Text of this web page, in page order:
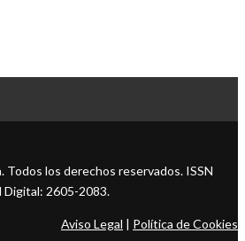
los derechos reservados. ISSN
Digital: 2605-2083.
Aviso Legal | Política de Cookies